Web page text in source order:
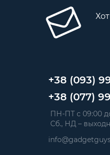
+38 (093)
+38 (077)
ПН-ПТ с 09:00
Сб., НД –